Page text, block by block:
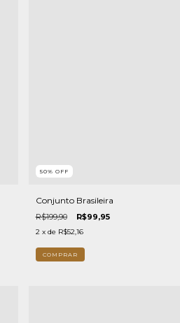
50% OFF
Conjunto Brasileira
R$199,90 R$99,95
2 x de R$52,16
COMPRAR